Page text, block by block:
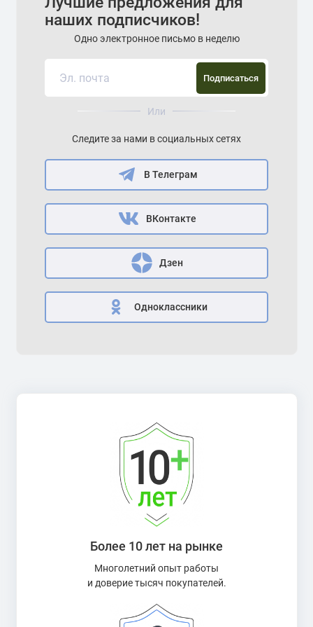
наших подписчиков!
Одно электронное письмо в неделю
Подписаться
Или
Следите за нами в социальных сетях
В Телеграм
ВКонтакте
Дзен
Одноклассники
Более 10 лет на рынке
Многолетний опыт работы
и доверие тысяч покупателей.